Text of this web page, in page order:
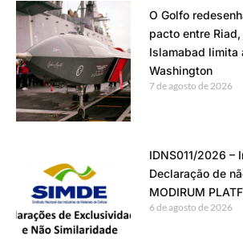
O Golfo
pacto entre
Islamabad limita
Washington
7 de agosto de 2026
IDNS011/2026 –
Declaração de
MODIRUM
6 de agosto de 2026